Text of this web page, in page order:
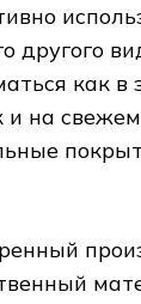
другого
как в
и на